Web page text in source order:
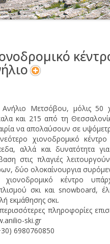
Ανήλιο Μετσόβου, μόλις 50
και 215 από τη
να απολαύσουν σε
χιονοδρομικό
αλλά και δυνατότητα
στις πλαγιές
δύο ολοκαίνουργια
χιονοδρομικό κέντρο
σκι και snowboard,
εκμάθησης σκι.
πληροφορίες
ski.gr
6980760850